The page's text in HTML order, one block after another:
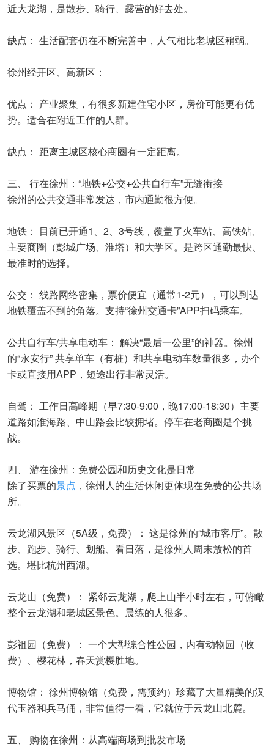
近大龙湖，是散步、骑行、露营的好去处。
缺点： 生活配套仍在不断完善中，人气相比老城区稍弱。
徐州经开区、高新区：
优点： 产业聚集，有很多新建住宅小区，房价可能更有优
势。适合在附近工作的人群。
缺点： 距离主城区核心商圈有一定距离。
三、 行在徐州：“地铁+公交+公共自行车”无缝衔接
徐州的公共交通非常发达，市内通勤很方便。
地铁： 目前已开通1、2、3号线，覆盖了火车站、高铁站、
主要商圈（彭城广场、淮塔）和大学区。是跨区通勤最快、
最准时的选择。
公交： 线路网络密集，票价便宜（通常1-2元），可以到达
地铁覆盖不到的角落。支持“徐州交通卡”APP扫码乘车。
公共自行车/共享电动车： 解决“最后一公里”的神器。徐州
的“永安行” 共享单车（有桩）和共享电动车数量很多，办个
卡或直接用APP，短途出行非常灵活。
自驾： 工作日高峰期（早7:30-9:00，晚17:00-18:30）主要
道路如淮海路、中山路会比较拥堵。停车在老商圈是个挑
战。
四、 游在徐州：免费公园和历史文化是日常
除了买票的景点 ，徐州人的生活休闲更体现在免费的公共场
所。
云龙湖风景区（5A级，免费）： 这是徐州的“城市客厅”。散
步、跑步、骑行、划船、看日落，是徐州人周末放松的首
选。堪比杭州西湖。
云龙山（免费）： 紧邻云龙湖，爬上山半小时左右，可俯瞰
整个云龙湖和老城区景色。晨练的人很多。
彭祖园（免费）： 一个大型综合性公园，内有动物园（收
费）、樱花林，春天赏樱胜地。
博物馆： 徐州博物馆（免费，需预约）珍藏了大量精美的汉
代玉器和兵马俑，非常值得一看，它就位于云龙山北麓。
五、 购物在徐州：从高端商场到批发市场